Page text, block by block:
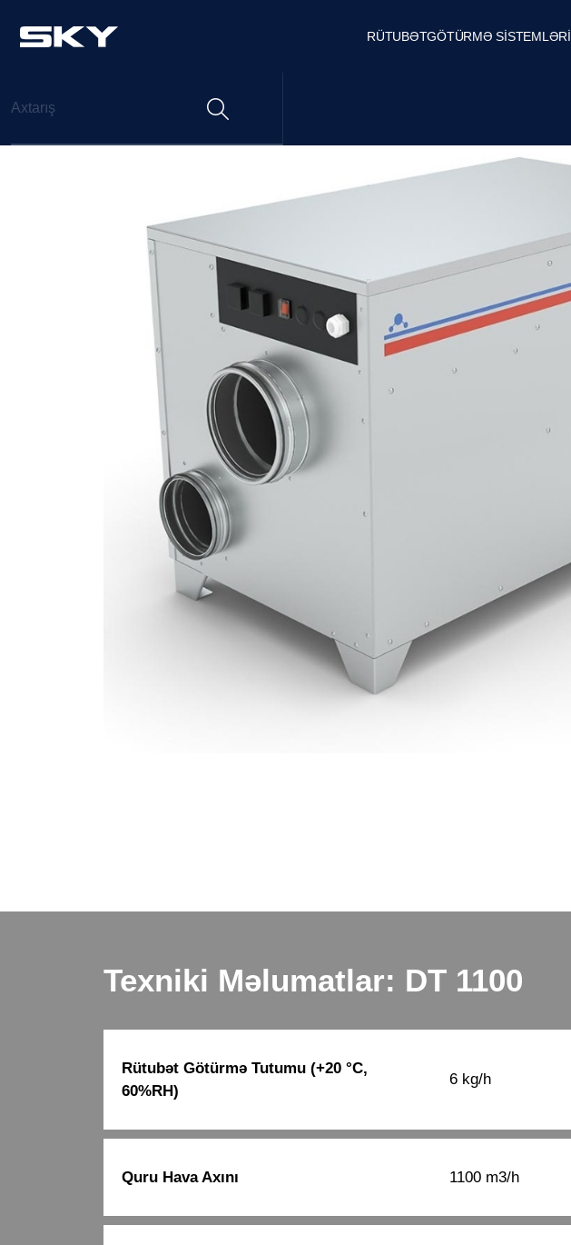
RÜTUBƏTGÖTÜRMƏ SİSTEMLƏRİ
Sənaye Rütubətgötürmə – DehuTech
DehuTech Rütubətgötürmə Cihazları
Nümunə Tətbiqlər
İstifadə Sahələri
İş Prinsipi
Qaz Turbinlərində Soyutma
Qaz Turbinlərinin Giriş Havasının Soyudulması
Soyutma Sistemi Nümunə Tətbiqləri
Faydaları və Üstünlükləri
Soyutma Sistemi İş Prinsipi
Sənaye Tipi Evaporativ Soyutma
Evaporativ Soyutmanın İş Prinsipi
Texniki Məlumatlar: DT 1100
Rütubət Götürmə Tutumu (+20 °C,
60%RH)
6 kg/h
Quru Hava Axını 1100 m3/h